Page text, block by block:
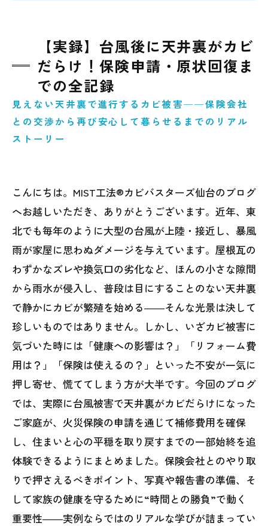
【実録】台風後に天井裏がカビ
だらけ！保険申請・原状回復ま
での全記録
見えない天井裏で進行するカビ被害──保険会社
との交渉から再び安心して暮らせるまでのリアル
ストーリー
こんにちは。MIST工法®カビバスターズ仙台のブログ
へお越しいただき、ありがとうございます。近年、東
北でも毎年のように大型の台風が上陸・接近し、暴風
雨が家屋に思わぬダメージを与えています。屋根瓦の
わずかなズレや換気口の劣化など、ほんの小さな隙間
から雨水が侵入し、普段は目にすることのない天井裏
で静かにカビが繁殖を始める――そんな光景は決して
珍しいものではありません。しかし、いざカビ被害に
気づいた時には「健康への影響は？」「リフォーム費
用は？」「保険は使えるの？」といった不安が一気に
押し寄せ、慌ててしまう方が大半です。今回のブログ
では、実際に台風被害で天井裏がカビだらけになった
ご家庭が、火災保険の申請を通じて補修費用を確保
し、住まいと心の平穏を取り戻すまでの一部始終を追
体験できるようにまとめました。保険会社とのやり取
りで押さえるべきポイント、写真や報告書の準備、そ
して家族の健康を守るために“時間との勝負”で動く
重要性――実例ならではのリアルな学びが詰まってい